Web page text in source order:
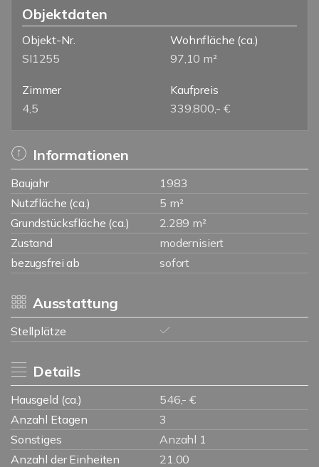
Objektdaten
Objekt-Nr.
SI1255
Wohnfläche (ca.)
97,10 m²
Zimmer
4,5
Kaufpreis
339.800,- €
Informationen
Baujahr
1983
Nutzfläche (ca.)
5 m²
Grundstücksfläche (ca.)
2.289 m²
Zustand
modernisiert
bezugsfrei ab
sofort
Ausstattung
Stellplätze
Details
Hausgeld (ca.)
546,- €
Anzahl Etagen
3
Sonstiges
Anzahl 1
Anzahl der Einheiten
21.00